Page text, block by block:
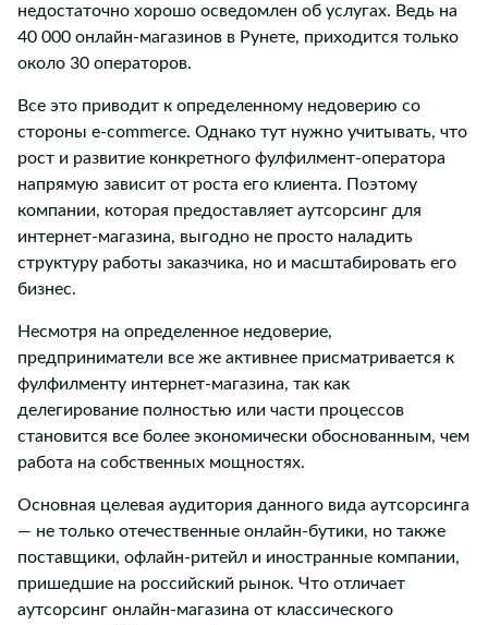
недостаточно хорошо осведомлен об услугах. Ведь на
40 000 онлайн-магазинов в Рунете, приходится только
около 30 операторов.
Все это приводит к определенному недоверию со
стороны e-commerce. Однако тут нужно учитывать, что
рост и развитие конкретного фулфилмент-оператора
напрямую зависит от роста его клиента. Поэтому
компании, которая предоставляет аутсорсинг для
интернет-магазина, выгодно не просто наладить
структуру работы заказчика, но и масштабировать его
бизнес.
Несмотря на определенное недоверие,
предприниматели все же активнее присматривается к
фулфилменту интернет-магазина, так как
делегирование полностью или части процессов
становится все более экономически обоснованным, чем
работа на собственных мощностях.
Основная целевая аудитория данного вида аутсорсинга
— не только отечественные онлайн-бутики, но также
поставщики, офлайн-ритейл и иностранные компании,
пришедшие на российский рынок. Что отличает
аутсорсинг онлайн-магазина от классического